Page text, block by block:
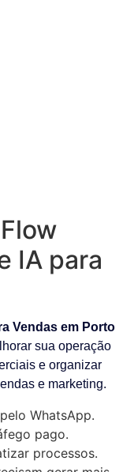
IA para
Vendas em Porto
sua operação
e organizar
e marketing.
WhatsApp.
pago.
processos.